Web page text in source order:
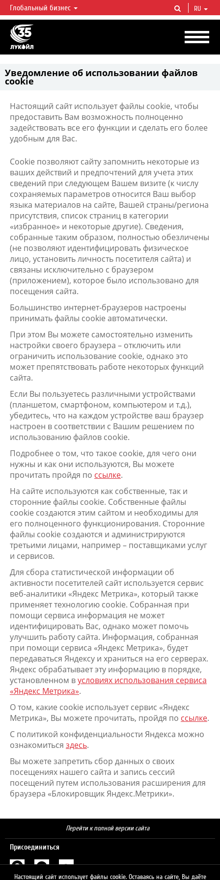
ЛУКОЙЛ СЕГОДНЯ
ЛУКОЙЛ — одна из крупнейших вертикально интегрированных
нефтегазовых компаний в мире, на долю которой приходится более 2%
мировой добычи нефти и около 1% доказанных запасов углеводородов.
Глобальный бизнес RU
Уведомление об использовании файлов
cookie
Настоящий сайт использует файлы cookie, чтобы
предоставить Вам возможность полноценно
задействовать все его функции и сделать его более
удобным для Вас.
Cookie позволяют сайту запомнить некоторые из
ваших действий и предпочтений для учета этих
сведений при следующем Вашем визите (к числу
сохраняемых параметров относится Ваш выбор
языка материалов на сайте, Вашей страны/региона
присутствия, список страниц в категории
«избранное» и некоторые другие). Сведения,
собранные таким образом, полностью обезличены
(не позволяют идентифицировать физическое
лицо, установить личность посетителя сайта) и
связаны исключительно с браузером
(приложением), которое было использовано для
посещения сайта.
Большинство интернет-браузеров настроены
принимать файлы cookie автоматически.
При этом Вы можете самостоятельно изменить
настройки своего браузера – отключить или
ограничить использование cookie, однако это
может препятствовать работе некоторых функций
сайта.
Если Вы пользуетесь различными устройствами
(планшетом, смартфоном, компьютером и т.д.),
убедитесь, что на каждом устройстве ваш браузер
настроен в соответствии с Вашим решением по
использованию файлов cookie.
Подробнее о том, что такое cookie, для чего они
нужны и как они используются, Вы можете
прочитать пройдя по ссылке.
На сайте используются как собственные, так и
сторонние файлы cookie. Собственные файлы
cookie создаются этим сайтом и необходимы для
его полноценного функционирования. Сторонние
файлы cookie создаются и администрируются
третьими лицами, например – поставщиками услуг
и сервисов.
Для сбора статистической информации об
активности посетителей сайт используется сервис
веб-аналитики «Яндекс Метрика», который также
применяет технологию cookie. Собранная при
помощи сервиса информация не может
идентифицировать Вас, однако может помочь
улучшить работу сайта. Информация, собранная
при помощи сервиса «Яндекс Метрика», будет
передаваться Яндексу и храниться на его серверах.
Яндекс обрабатывает эту информацию в порядке,
установленном вусловиях использования сервиса
«Яндекс Метрика».
О том, какие cookie использует сервис «Яндекс
Метрика», Вы можете прочитать, пройдя по ссылке.
С политикой конфиденциальности Яндекса можно
ознакомиться здесь.
Вы можете запретить сбор данных о своих
посещениях нашего сайта и запись сессий
посещений путем использования расширения для
браузера «Блокировщик Яндекс.Метрики».
Перейти к полной версии сайта
Присоединиться
Настоящий сайт использует файлы cookie. Оставаясь на сайте, Вы даёте